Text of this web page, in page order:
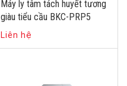
Máy ly tâm tách huyết tương
giàu tiểu cầu BKC-PRP5
Liên hệ